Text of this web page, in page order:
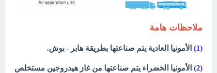
ملاحظات هامة
(1) الأمونيا العادية يتم صناعتها بطريقة هابر - بوش.
(2)
الأمونيا الخضراء يتم صناعتها من غاز هيدروجين مستخلص